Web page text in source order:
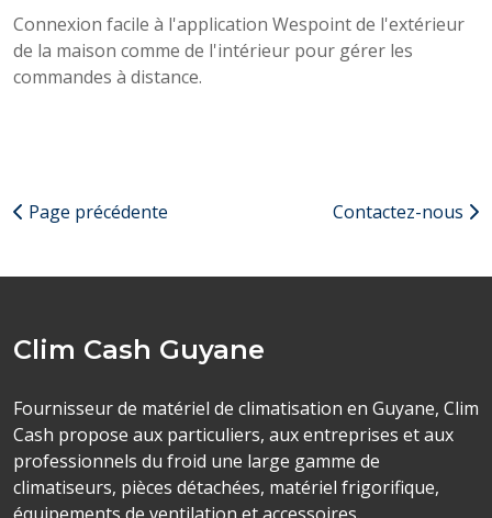
Connexion facile à l'application Wespoint de l'extérieur
de la maison comme de l'intérieur pour gérer les
commandes à distance.
Page précédente Contactez-nous
Clim Cash Guyane
Fournisseur de matériel de climatisation en Guyane, Clim
Cash propose aux particuliers, aux entreprises et aux
professionnels du froid une large gamme de
climatiseurs, pièces détachées, matériel frigorifique,